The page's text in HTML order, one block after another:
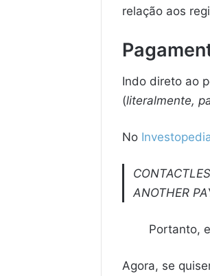
relação aos
Indo direto ao
(literalmente,
No
ANOTHER
Portanto,
Agora, se